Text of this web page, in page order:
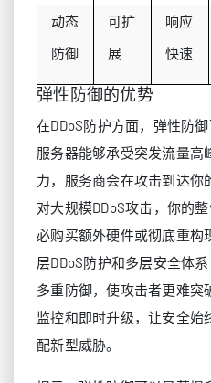
动态
防御
可扩
展
响应
快速
弹性防御的优势
在DDoS防护方面，弹性防
服务器能够承受突发流量高
力，服务商会在攻击到达你
对大规模DDoS攻击，你的
必购买额外硬件或彻底重构
层DDoS防护和多层安全体
多重防御，使攻击者更难突
监控和即时升级，让安全始
配新型威胁。